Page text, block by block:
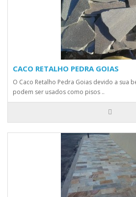
CACO RETALHO PEDRA GOIAS
O Caco Retalho Pedra Goias devido a sua
podem ser usados como pisos ..